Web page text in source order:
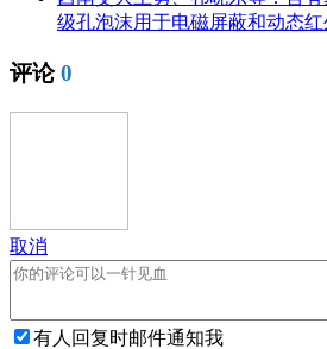
级孔泡沫用于电磁屏蔽和动态
评论0
取消
有人回复时邮件通知我